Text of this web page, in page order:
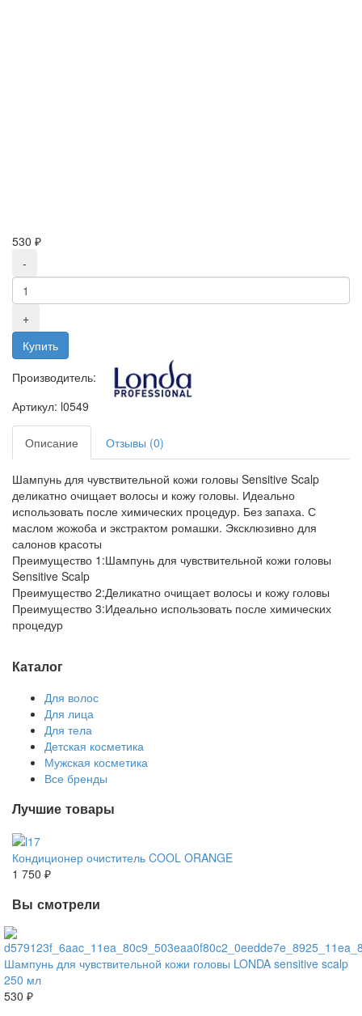
530 ₽
Производитель:
Артикул: l0549
Описание Отзывы (0)
Шампунь для чувствительной кожи головы Sensitive Scalp
деликатно очищает волосы и кожу головы. Идеально
использовать после химических процедур. Без запаха. С
маслом жожоба и экстрактом ромашки. Эксклюзивно для
салонов красоты
Преимущество 1:Шампунь для чувствительной кожи головы
Sensitive Scalp
Преимущество 2:Деликатно очищает волосы и кожу головы
Преимущество 3:Идеально использовать после химических
процедур
Каталог
Для волос
Для лица
Для тела
Детская косметика
Мужская косметика
Все бренды
Лучшие товары
Кондиционер очиститель COOL ORANGE
1 750 ₽
Вы смотрели
Шампунь для чувствительной кожи головы LONDA sensitive scalp
250 мл
530 ₽